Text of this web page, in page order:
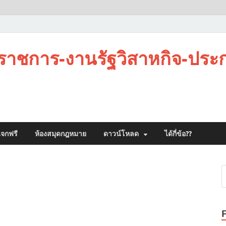
ชการ-งานรัฐวิสาหกิจ-ปร
กฟรี ห้องสมุดกฎหมาย ดาวน์โหลด ได้กี่ข้อ??